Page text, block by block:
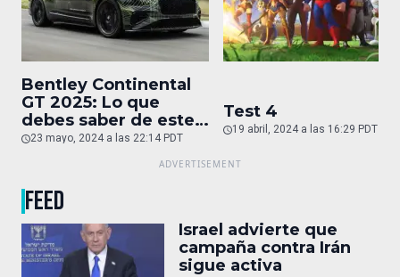
Bentley Continental
GT 2025: Lo que
debes saber de este
auto de superlujo
23 mayo, 2024 a las 22:14 PDT
Test 4
19 abril, 2024 a las 16:29 PDT
FEED
Israel advierte que
campaña contra Irán
sigue activa